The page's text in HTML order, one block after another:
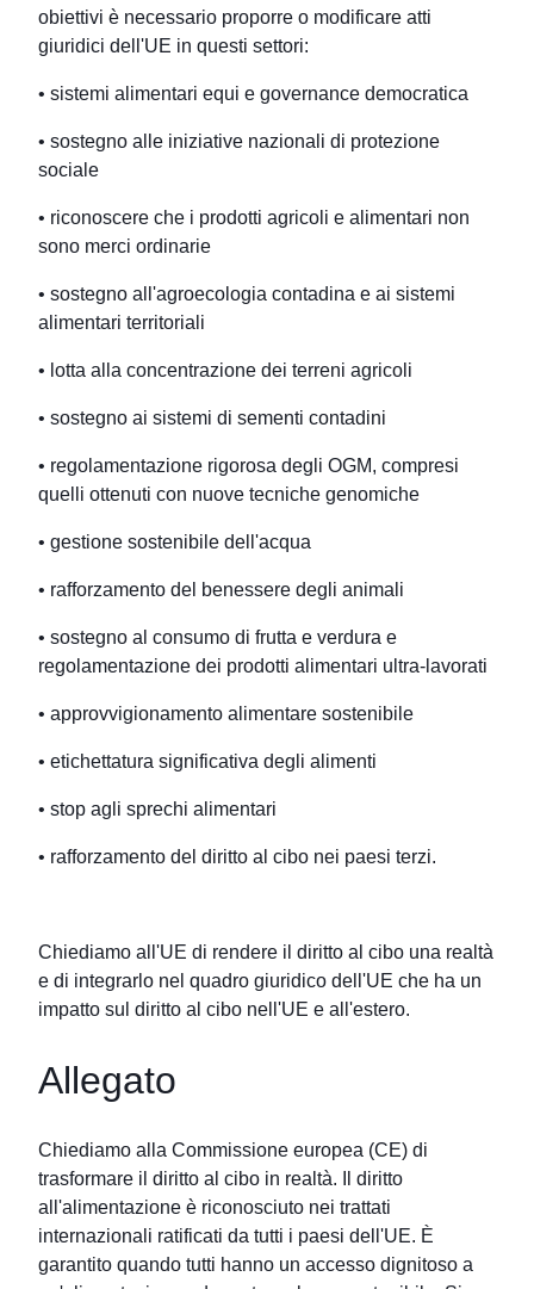
obiettivi è necessario proporre o modificare atti
giuridici dell'UE in questi settori:
• sistemi alimentari equi e governance democratica
• sostegno alle iniziative nazionali di protezione
sociale
• riconoscere che i prodotti agricoli e alimentari non
sono merci ordinarie
• sostegno all'agroecologia contadina e ai sistemi
alimentari territoriali
• lotta alla concentrazione dei terreni agricoli
• sostegno ai sistemi di sementi contadini
• regolamentazione rigorosa degli OGM, compresi
quelli ottenuti con nuove tecniche genomiche
• gestione sostenibile dell'acqua
• rafforzamento del benessere degli animali
• sostegno al consumo di frutta e verdura e
regolamentazione dei prodotti alimentari ultra-lavorati
• approvvigionamento alimentare sostenibile
• etichettatura significativa degli alimenti
• stop agli sprechi alimentari
• rafforzamento del diritto al cibo nei paesi terzi.
Chiediamo all'UE di rendere il diritto al cibo una realtà
e di integrarlo nel quadro giuridico dell'UE che ha un
impatto sul diritto al cibo nell'UE e all'estero.
Allegato
Chiediamo alla Commissione europea (CE) di
trasformare il diritto al cibo in realtà. Il diritto
all'alimentazione è riconosciuto nei trattati
internazionali ratificati da tutti i paesi dell'UE. È
garantito quando tutti hanno un accesso dignitoso a